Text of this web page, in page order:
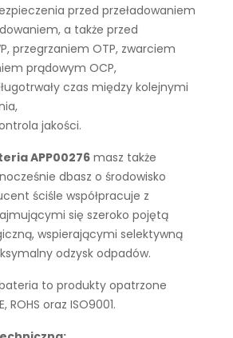
przed przeładowaniem
a także przed
przegrzaniem OTP, zwarciem
prądowym OCP,
czas między kolejnymi
jakości.
APP00276 masz także
dbasz o środowisko
ściśle współpracuje z
się szeroko pojętą
wspierającymi selektywną
odzysk odpadów.
bateria to produkty opatrzone
oraz ISO9001.